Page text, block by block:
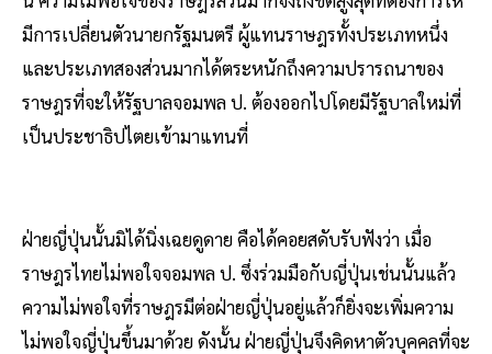
มีการเปลี่ยนตัวนายกรัฐมนตรี ผู้แทนราษฎรทั้งประเภทหนึ่ง
และประเภทสองส่วนมากได้ตระหนักถึงความปรารถนาของ
ราษฎรที่จะให้รัฐบาลจอมพล ป. ต้องออกไปโดยมีรัฐบาลใหม่ที่
เป็นประชาธิปไตยเข้ามาแทนที่
ฝ่ายญี่ปุ่นนั้นมิได้นิ่งเฉยดูดาย คือได้คอยสดับรับฟังว่า เมื่อ
ราษฎรไทยไม่พอใจจอมพล ป. ซึ่งร่วมมือกับญี่ปุ่นเช่นนั้นแล้ว
ความไม่พอใจที่ราษฎรมีต่อฝ่ายญี่ปุ่นอยู่แล้วก็ยิ่งจะเพิ่มความ
ไม่พอใจญี่ปุ่นขึ้นมาด้วย ดังนั้น ฝ่ายญี่ปุ่นจึงคิดหาตัวบุคคลที่จะ